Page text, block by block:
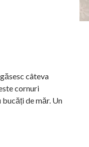
câteva
cornuri
bucăți de măr. Un